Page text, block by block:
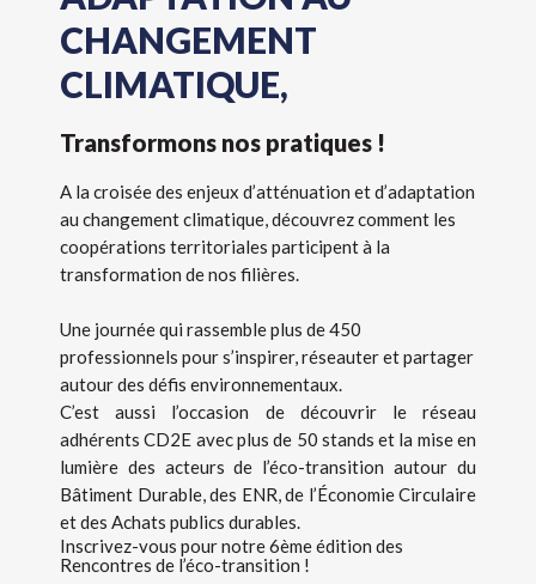
CHANGEMENT
CLIMATIQUE,
Transformons nos pratiques !
A la croisée des enjeux d’atténuation et d’adaptation
au changement climatique, découvrez comment les
coopérations territoriales participent à la
transformation de nos filières.
Une journée qui rassemble plus de 450
professionnels pour s’inspirer, réseauter et partager
autour des défis environnementaux.
C’est aussi l’occasion de découvrir le réseau
adhérents CD2E avec plus de 50 stands et la mise en
lumière des acteurs de l’éco-transition autour du
Bâtiment Durable, des ENR, de l’Économie Circulaire
et des Achats publics durables.
Inscrivez-vous pour notre 6ème édition des
Rencontres de l’éco-transition !